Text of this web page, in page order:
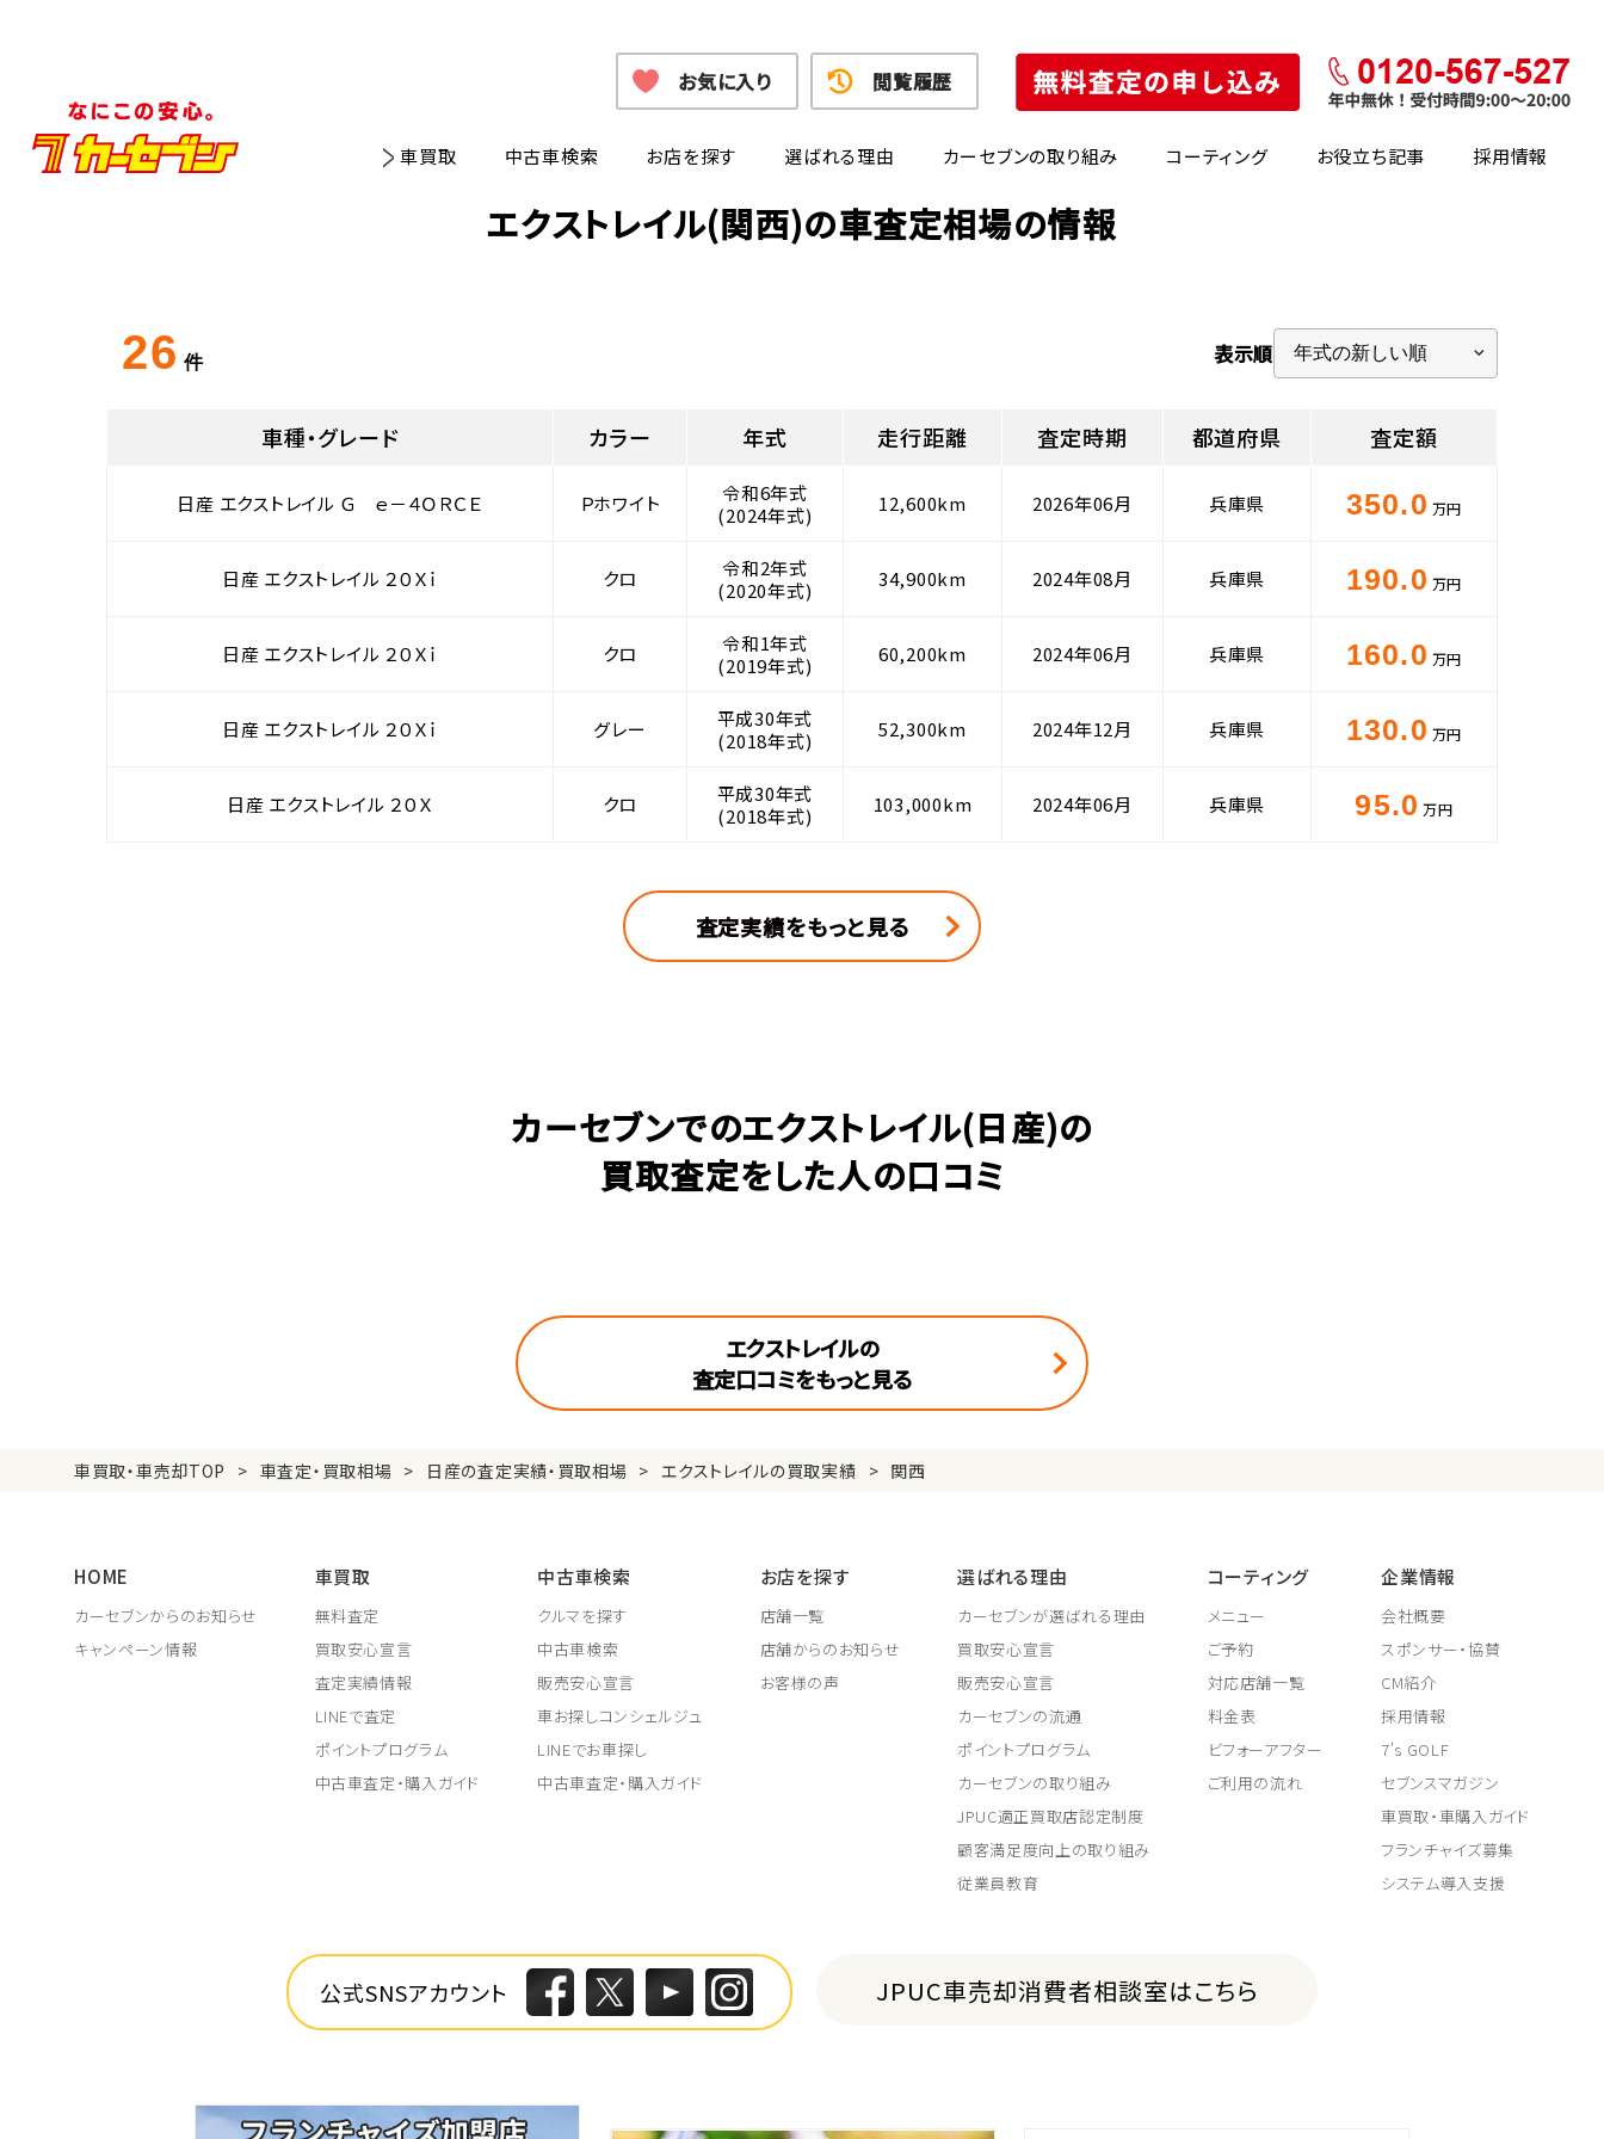
車買取 中古車検索 お店を探す 選ばれる理由 カーセブンの取り組み コーティング お役立ち記事 採用情報
お気に入り 閲覧履歴
エクストレイル(関西)の車査定相場の情報
26 件 表示順
車種・グレード カラー 年式 走行距離 査定時期 都道府県 査定額
日産 エクストレイル Ｇ ｅ－４ＯＲＣＥ Ｐホワイト
令和6年式
(2024年式)
12,600km 2026年06月 兵庫県 350.0 万円
日産 エクストレイル ２０Ｘｉ クロ
令和2年式
(2020年式)
34,900km 2024年08月 兵庫県 190.0 万円
日産 エクストレイル ２０Ｘｉ クロ
令和1年式
(2019年式)
60,200km 2024年06月 兵庫県 160.0 万円
日産 エクストレイル ２０Ｘｉ グレー
平成30年式
(2018年式)
52,300km 2024年12月 兵庫県 130.0 万円
日産 エクストレイル ２０Ｘ クロ
平成30年式
(2018年式)
103,000km 2024年06月 兵庫県 95.0 万円
査定実績をもっと見る
カーセブンでのエクストレイル(日産)の
買取査定をした人の口コミ
エクストレイルの
査定口コミをもっと見る
車買取・車売却TOP 車査定・買取相場 日産の査定実績・買取相場 エクストレイルの買取実績 関西
HOME
カーセブンからのお知らせ
キャンペーン情報
車買取
無料査定
買取安心宣言
査定実績情報
LINEで査定
ポイントプログラム
中古車査定・購入ガイド
中古車検索
クルマを探す
中古車検索
販売安心宣言
車お探しコンシェルジュ
LINEでお車探し
中古車査定・購入ガイド
お店を探す
店舗一覧
店舗からのお知らせ
お客様の声
選ばれる理由
カーセブンが選ばれる理由
買取安心宣言
販売安心宣言
カーセブンの流通
ポイントプログラム
カーセブンの取り組み
JPUC適正買取店認定制度
顧客満足度向上の取り組み
従業員教育
コーティング
メニュー
ご予約
対応店舗一覧
料金表
ビフォーアフター
ご利用の流れ
企業情報
会社概要
スポンサー・協賛
CM紹介
採用情報
7's GOLF
セブンスマガジン
車買取・車購入ガイド
フランチャイズ募集
システム導入支援
公式SNSアカウント JPUC車売却消費者相談室はこちら